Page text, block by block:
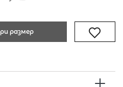
размер